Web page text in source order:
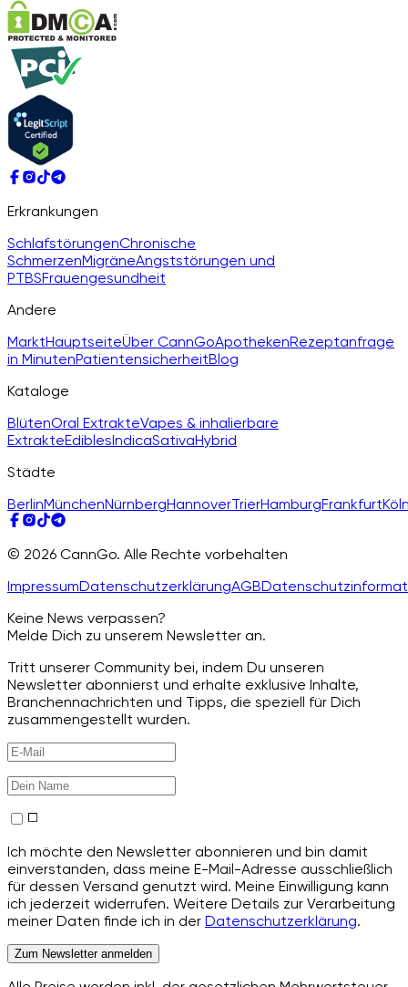
Erkrankungen
SchlafstörungenChronische
SchmerzenMigräneAngststörungen und
PTBSFrauengesundheit
Andere
MarktHauptseiteÜber CannGoApothekenRezeptanfrage
in MinutenPatientensicherheitBlog
Kataloge
BlütenOral ExtrakteVapes & inhalierbare
ExtrakteEdiblesIndicaSativaHybrid
Städte
BerlinMünchenNürnbergHannoverTrierHamburgFrankfurt
© 2026 CannGo. Alle Rechte vorbehalten
ImpressumDatenschutzerklärungAGB
Keine News verpassen?
Melde Dich zu unserem Newsletter an.
Tritt unserer Community bei, indem Du unseren
Newsletter abonnierst und erhalte exklusive Inhalte,
Branchennachrichten und Tipps, die speziell für Dich
zusammengestellt wurden.
Ich möchte den Newsletter abonnieren und bin damit
einverstanden, dass meine E-Mail-Adresse ausschließlich
für dessen Versand genutzt wird. Meine Einwilligung kann
ich jederzeit widerrufen. Weitere Details zur Verarbeitung
meiner Daten finde ich in der Datenschutzerklärung.
Zum Newsletter anmelden